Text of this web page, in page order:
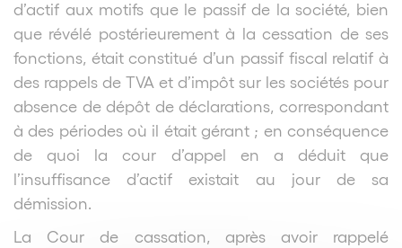
d’actif aux motifs que le passif de la société, bien
que révélé postérieurement à la cessation de ses
fonctions, était constitué d’un passif fiscal relatif à
des rappels de TVA et d’impôt sur les sociétés pour
absence de dépôt de déclarations, correspondant
à des périodes où il était gérant ; en conséquence
de quoi la cour d’appel en a déduit que
l’insuffisance d’actif existait au jour de sa
démission.
La Cour de cassation, après avoir rappelé